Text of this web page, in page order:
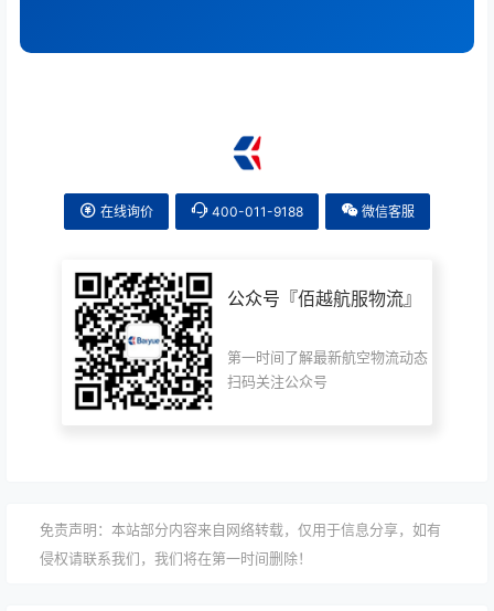
在线询价 400-011-9188 微信客服
公众号『佰越航服物流』
第一时间了解最新航空物流动态
扫码关注公众号
免责声明：本站部分内容来自网络转载，仅用于信息分享，如有
侵权请联系我们，我们将在第一时间删除！